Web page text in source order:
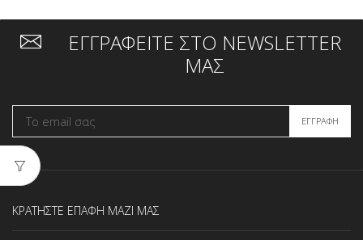
ΕΓΓΡΑΦΕΙΤΕ ΣΤΟ NEWSLETTER
ΜΑΣ
ΚΡΑΤΗΣΤΕ ΕΠΑΦΗ ΜΑΖΙ ΜΑΣ